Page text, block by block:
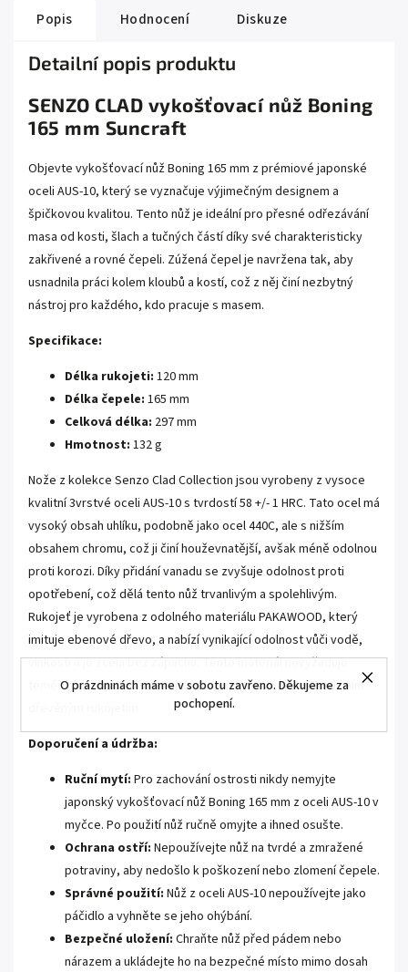
O prázdninách máme v sobotu zavřeno. Děkujeme za
pochopení.
Popis Hodnocení Diskuze
Detailní popis produktu
SENZO CLAD vykošťovací nůž Boning
165 mm Suncraft
Objevte vykošťovací nůž Boning 165 mm z prémiové japonské
oceli AUS-10, který se vyznačuje výjimečným designem a
špičkovou kvalitou. Tento nůž je ideální pro přesné odřezávání
masa od kosti, šlach a tučných částí díky své charakteristicky
zakřivené a rovné čepeli. Zúžená čepel je navržena tak, aby
usnadnila práci kolem kloubů a kostí, což z něj činí nezbytný
nástroj pro každého, kdo pracuje s masem.
Specifikace:
Délka rukojeti: 120 mm
Délka čepele: 165 mm
Celková délka: 297 mm
Hmotnost: 132 g
Nože z kolekce Senzo Clad Collection jsou vyrobeny z vysoce
kvalitní 3vrstvé oceli AUS-10 s tvrdostí 58 +/- 1 HRC. Tato ocel má
vysoký obsah uhlíku, podobně jako ocel 440C, ale s nižším
obsahem chromu, což ji činí houževnatější, avšak méně odolnou
proti korozi. Díky přidání vanadu se zvyšuje odolnost proti
opotřebení, což dělá tento nůž trvanlivým a spolehlivým.
Rukojeť je vyrobena z odolného materiálu PAKAWOOD, který
imituje ebenové dřevo, a nabízí vynikající odolnost vůči vodě,
vlhkosti a je zcela bez zápachu. Tento materiál nevyžaduje
téměř žádnou údržbu, což je velkou výhodou oproti tradičním
Doporučení a údržba:
Ruční mytí: Pro zachování ostrosti nikdy nemyjte
japonský vykošťovací nůž Boning 165 mm z oceli AUS-10 v
myčce. Po použití nůž ručně omyjte a ihned osušte.
Ochrana ostří: Nepoužívejte nůž na tvrdé a zmražené
potraviny, aby nedošlo k poškození nebo zlomení čepele.
Správné použití: Nůž z oceli AUS-10 nepoužívejte jako
páčidlo a vyhněte se jeho ohýbání.
Bezpečné uložení: Chraňte nůž před pádem nebo
nárazem a ukládejte ho na bezpečné místo mimo dosah